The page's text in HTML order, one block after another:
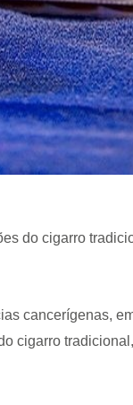
do cigarro
cancerígenas,
cigarro